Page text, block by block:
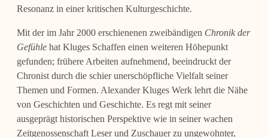
Resonanz in einer kritischen Kulturgeschichte.
Mit der im Jahr 2000 erschienenen zweibändigen Chronik der
Gefühle hat Kluges Schaffen einen weiteren Höhepunkt
gefunden; frühere Arbeiten aufnehmend, be­eindruckt der
Chronist durch die schier unerschöpfliche Vielfalt seiner
Themen und Formen. Alexander Kluges Werk lehrt die Nähe
von Geschichten und Ge­schichte. Es regt mit seiner
ausgeprägt historischen Perspektive wie in seiner wa­chen
Zeitgenossenschaft Leser und Zuschauer zu ungewohnter,